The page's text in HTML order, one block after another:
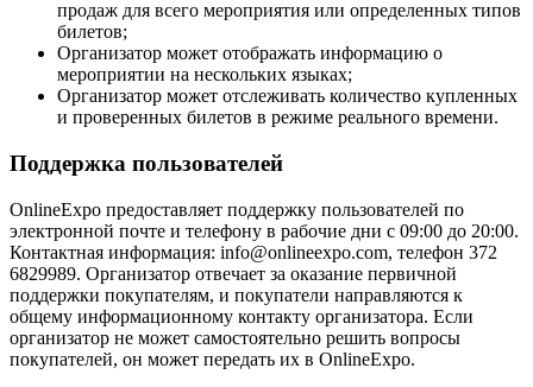
продаж для всего мероприятия или определенных типов
билетов;
Организатор может отображать информацию о
мероприятии на нескольких языках;
Организатор может отслеживать количество купленных
и проверенных билетов в режиме реального времени.
Поддержка пользователей
OnlineExpo предоставляет поддержку пользователей по
электронной почте и телефону в рабочие дни с 09:00 до 20:00.
Контактная информация: info@onlineexpo.com, телефон 372
6829989. Организатор отвечает за оказание первичной
поддержки покупателям, и покупатели направляются к
общему информационному контакту организатора. Если
организатор не может самостоятельно решить вопросы
покупателей, он может передать их в OnlineExpo.